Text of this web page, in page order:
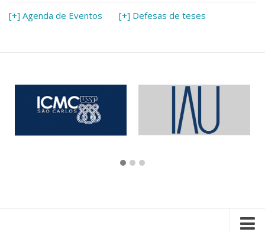
[+] Agenda de Eventos [+] Defesas de teses